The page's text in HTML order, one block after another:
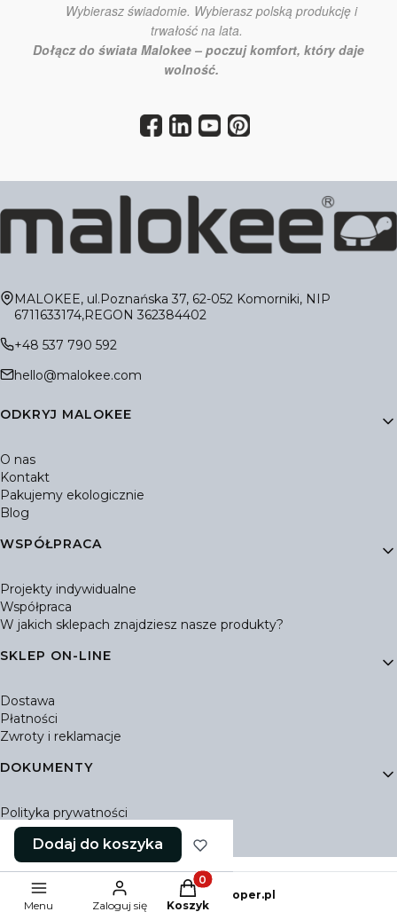
Wybierasz świadomie. Wybierasz polską produkcję i
trwałość na lata.
Dołącz do świata Malokee – poczuj komfort, który daje
wolność.
Adres:
MALOKEE, ul.Poznańska 37, 62-052 Komorniki, NIP
6711633174,REGON 362384402
+48 537 790 592
hello@malokee.com
Linki w stopce
ODKRYJ MALOKEE
O nas
Kontakt
Pakujemy ekologicznie
Blog
WSPÓŁPRACA
Projekty indywidualne
Współpraca
W jakich sklepach znajdziesz nasze produkty?
SKLEP ON-LINE
Dostawa
Płatności
Zwroty i reklamacje
DOKUMENTY
Polityka prywatności
Ustawienia plików cookies
Regulamin Sklepu
Sklep internetowy Shoper.pl
Dodaj do koszyka
Menu Zaloguj się
Produkty w koszyku: 0. Zobacz
Koszyk